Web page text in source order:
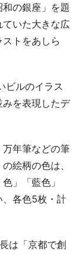
の銀座」を題
いた大きな広
トをあしら
ビルのイラス
みを表現したデ
年筆などの筆
絵柄の色は、
」「藍色」
、各色5枚・計
は「京都で創